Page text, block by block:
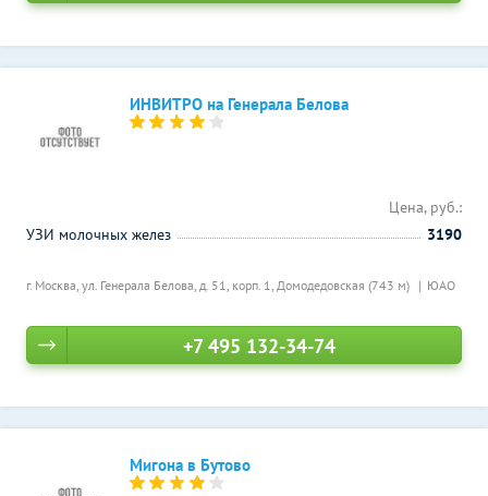
ИНВИТРО на Генерала Белова
г. Москва, ул. Генерала Белова, д. 51, корп. 1, Домодедовская (743 м) ЮАО
Цена, руб.:
УЗИ молочных желез
3190
+7 495 132-34-74
Мигона в Бутово